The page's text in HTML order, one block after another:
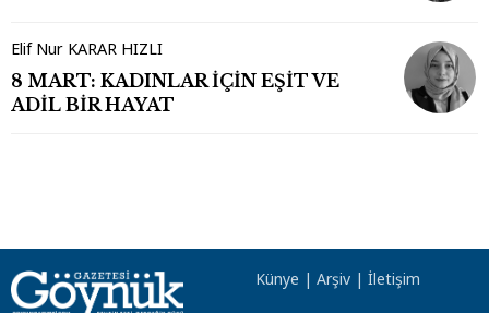
Elif Nur KARAR HIZLI
8 MART: KADINLAR İÇİN EŞİT VE
ADİL BİR HAYAT
Künye | Arşiv | İletişim